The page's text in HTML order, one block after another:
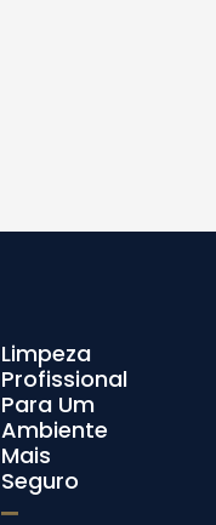
Limpeza
Profissional
Para Um
Ambiente
Mais
Seguro